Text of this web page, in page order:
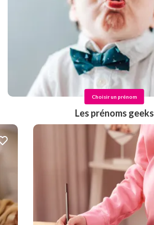
Choisir un prénom
Les prénoms geeks